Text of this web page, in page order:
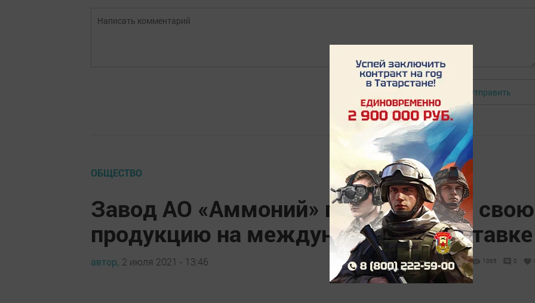
Авторизоваться Отправить
ОБЩЕСТВО
Завод АО «Аммоний» представляет свою
продукцию на международной выставке
автор, 2 июля 2021 - 13:46 1065 0